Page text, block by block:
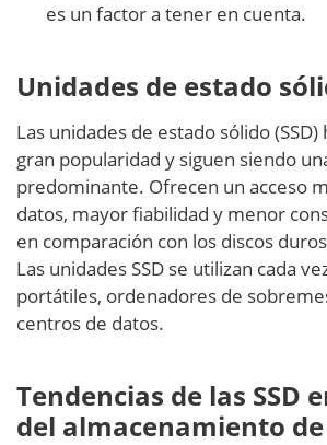
es un factor a tener en cuenta.
Unidades de estado
Las unidades de estado sólido (SSD)
gran popularidad y siguen siendo
predominante. Ofrecen un acceso
datos, mayor fiabilidad y menor
en comparación con los discos
Las unidades SSD se utilizan cada
portátiles, ordenadores de
centros de datos.
Tendencias de las SSD
del almacenamiento